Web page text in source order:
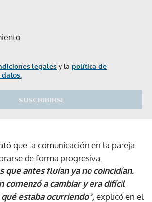
legales y la política de
SUSCRIBIRSE
que la comunicación en la pareja
de forma progresiva.
que antes fluían ya no coincidían.
comenzó a cambiar y era difícil
estaba ocurriendo”,explicó en el